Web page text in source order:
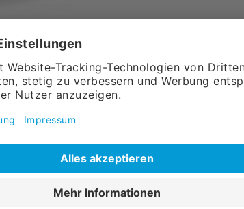
Abbildung ähnlich
im Bereich der
aber auch gleichzeitig als
Duft macht ihn auch